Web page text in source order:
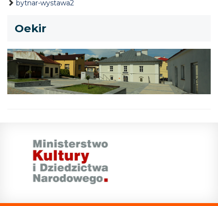
bytnar-wystawa2
Oekir